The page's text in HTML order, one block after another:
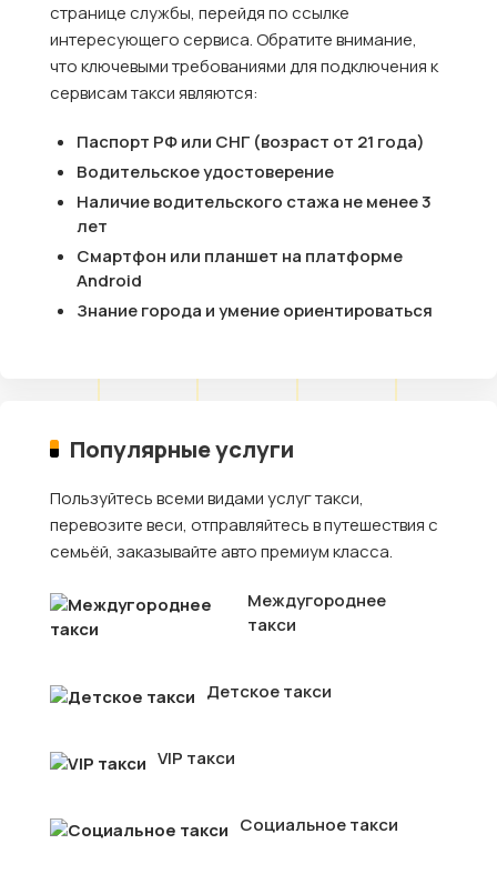
странице службы, перейдя по ссылке
интересующего сервиса. Обратите внимание,
что ключевыми требованиями для подключения к
сервисам такси являются:
Паспорт РФ или СНГ (возраст от 21 года)
Водительское удостоверение
Наличие водительского стажа не менее 3
лет
Смартфон или планшет на платформе
Android
Знание города и умение ориентироваться
Популярные услуги
Пользуйтесь всеми видами услуг такси,
перевозите веси, отправляйтесь в путешествия с
семьёй, заказывайте авто премиум класса.
Междугороднее
такси
Детское такси
VIP такси
Социальное такси